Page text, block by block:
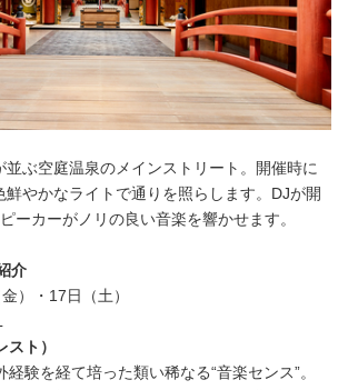
並ぶ空庭温泉のメインストリート。開催時に
鮮やかなライトで通りを照らします。DJが開
ーカーがノリの良い音楽を響かせます。
介
）・17日（土）
スト）
験を経て培った類い稀なる“音楽センス”。